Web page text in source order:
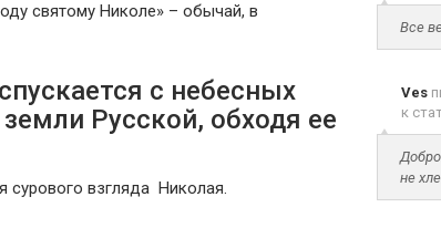
святому Николе» – обычай, в
с небесных
Русской, обходя ее
сурового взгляда Николая.
Все
Ves
к
не